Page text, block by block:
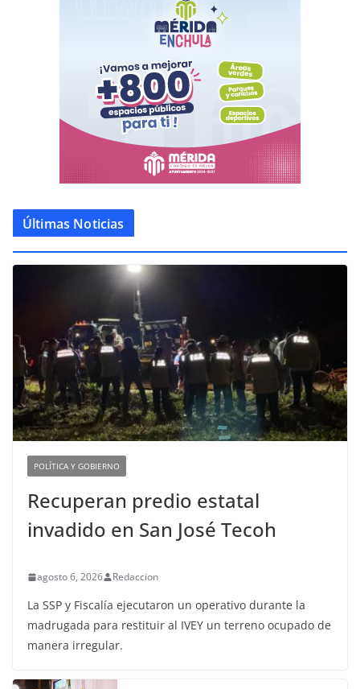
Últimas Noticias
POLÍTICA Y GOBIERNO
Recuperan predio estatal
invadido en San José Tecoh
agosto 6, 2026 Redaccion
La SSP y Fiscalía ejecutaron un operativo durante la
madrugada para restituir al IVEY un terreno ocupado de
manera irregular.